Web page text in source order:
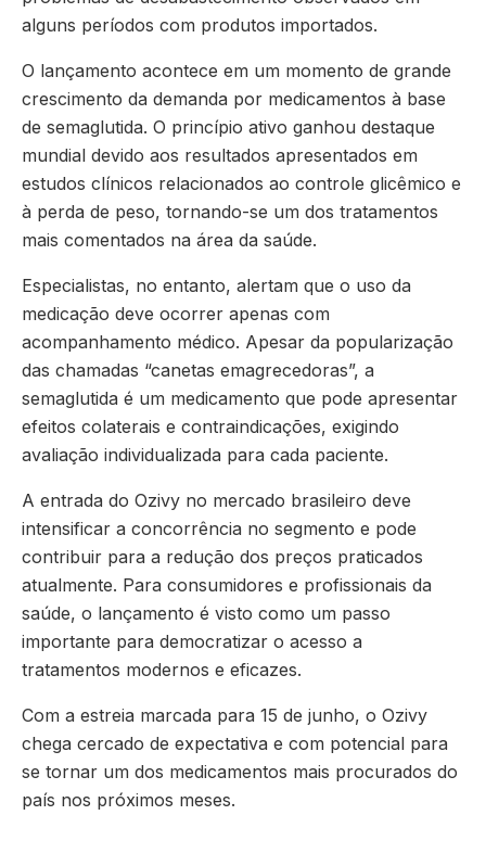
alguns períodos com produtos importados.
O lançamento acontece em um momento de grande
crescimento da demanda por medicamentos à base
de semaglutida. O princípio ativo ganhou destaque
mundial devido aos resultados apresentados em
estudos clínicos relacionados ao controle glicêmico e
à perda de peso, tornando-se um dos tratamentos
mais comentados na área da saúde.
Especialistas, no entanto, alertam que o uso da
medicação deve ocorrer apenas com
acompanhamento médico. Apesar da popularização
das chamadas “canetas emagrecedoras”, a
semaglutida é um medicamento que pode apresentar
efeitos colaterais e contraindicações, exigindo
avaliação individualizada para cada paciente.
A entrada do Ozivy no mercado brasileiro deve
intensificar a concorrência no segmento e pode
contribuir para a redução dos preços praticados
atualmente. Para consumidores e profissionais da
saúde, o lançamento é visto como um passo
importante para democratizar o acesso a
tratamentos modernos e eficazes.
Com a estreia marcada para 15 de junho, o Ozivy
chega cercado de expectativa e com potencial para
se tornar um dos medicamentos mais procurados do
país nos próximos meses.